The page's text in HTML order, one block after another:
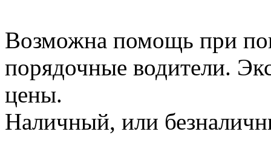
Возможна помощь при
порядочные водители.
цены.
Наличный, или